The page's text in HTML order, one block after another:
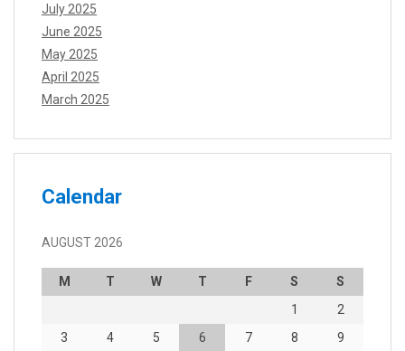
July 2025
June 2025
May 2025
April 2025
March 2025
Calendar
AUGUST 2026
M T W T F S
S
1
2
3
4 5 6 7 8
9